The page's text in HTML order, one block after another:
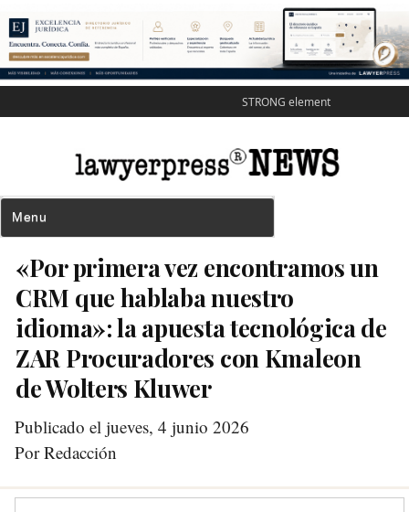
STRONG element
«Por primera vez encontramos un
CRM que hablaba nuestro
idioma»: la apuesta tecnológica de
ZAR Procuradores con Kmaleon
de Wolters Kluwer
Publicado el jueves, 4 junio 2026
Por Redacción